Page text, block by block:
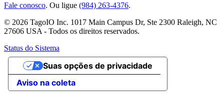
Fale conosco. Ou ligue (984) 263-4376.
© 2026 TagoIO Inc. 1017 Main Campus Dr, Ste 2300 Raleigh, NC
27606 USA - Todos os direitos reservados.
Status do Sistema
Aviso na coleta
Suas opções de privacidade